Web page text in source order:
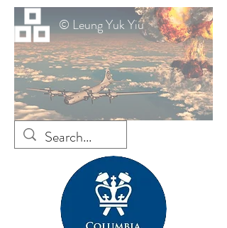
© Leung Yuk Yiu